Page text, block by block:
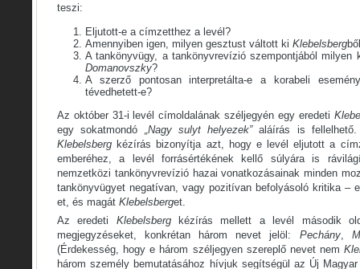
teszi:
Eljutott-e a címzetthez a levél?
Amennyiben igen, milyen gesztust váltott ki Klebelsberg
A tankönyvügy, a tankönyvrevízió szempontjából milyen
Domanovszky?
A szerző pontosan interpretálta-e a korabeli
tévedhetett-e?
Az október 31-i levél címoldalának széljegyén egy eredeti
egy sokatmondó
„Nagy sulyt helyezek”aláírás is fellelhető.
Klebelsberg kézírás bizonyítja azt, hogy e levél eljutott a
emberéhez, a levél forrásértékének kellő súlyára is
nemzetközi tankönyvrevízió hazai vonatkozásainak minden
tankönyvügyet negatívan, vagy pozitívan befolyásoló kritika –
et, és magát Klebelsberget.
Az eredeti Klebelsbergkézírás mellett a levél második
megjegyzéseket, konkrétan három nevet jelöl: Pechány,
(Érdekesség, hogy e három széljegyen szereplő nevet nem
három személy bemutatásához hívjuk segítségül az Új